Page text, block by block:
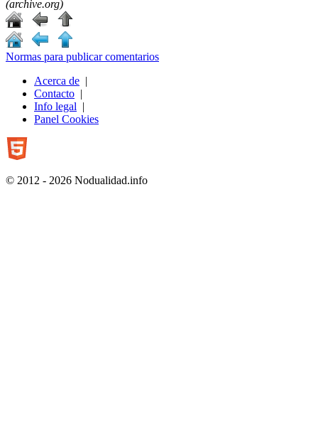
(archive.org)
Normas para publicar comentarios
Acerca de |
Contacto |
Info legal |
Panel Cookies
© 2012 - 2026 Nodualidad.info